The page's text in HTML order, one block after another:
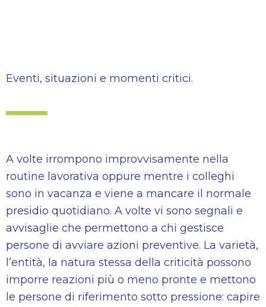
Eventi, situazioni e momenti critici.
A volte irrompono improvvisamente nella
routine lavorativa oppure mentre i colleghi
sono in vacanza e viene a mancare il normale
presidio quotidiano. A volte vi sono segnali e
avvisaglie che permettono a chi gestisce
persone di avviare azioni preventive. La varietà,
l’entità, la natura stessa della criticità possono
imporre reazioni più o meno pronte e mettono
le persone di riferimento sotto pressione: capire